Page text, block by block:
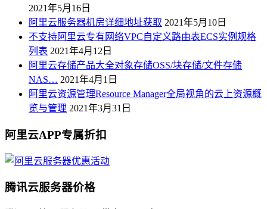
2021年5月16日
阿里云服务器机房详细地址获取 2021年5月10日
不支持阿里云专有网络VPC自定义路由表ECS实例规格
列表 2021年4月12日
阿里云存储产品大全对象存储OSS/块存储/文件存储
NAS… 2021年4月1日
阿里云资源管理Resource Manager全局视角的云上资源概
览与管理 2021年3月31日
阿里云APP专属折扣
腾讯云服务器价格